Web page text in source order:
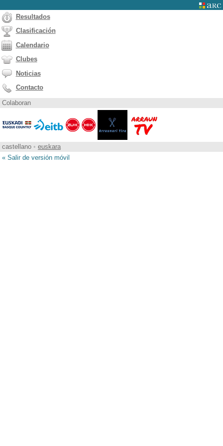
Resultados
Clasificación
Calendario
Clubes
Noticias
Contacto
Colaboran
castellano • euskara
« Salir de versión móvil